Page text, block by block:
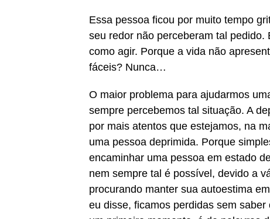
Essa pessoa ficou por muito tempo
seu redor não perceberam tal
como agir. Porque a vida não
fáceis? Nunca…
O maior problema para ajudarmos
sempre percebemos tal situação. A
por mais atentos que estejamos, na
uma pessoa deprimida. Porque
encaminhar uma pessoa em estado
nem sempre tal é possível, devido a
procurando manter sua autoestima
eu disse, ficamos perdidas sem